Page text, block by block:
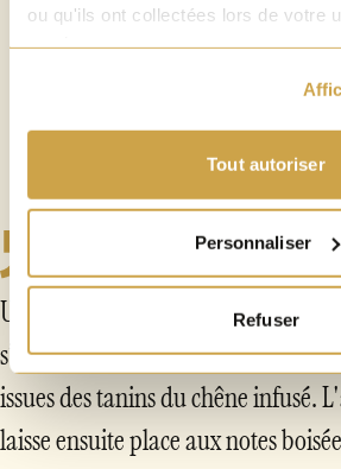
ou qu'ils ont collectées lors de votre
Tout autoriser
Personnaliser
Refuser
Une amertume soutenue en bouche
s’équilibre avec les notes caramel
issues des tanins du chêne infusé.
laisse ensuite place aux notes